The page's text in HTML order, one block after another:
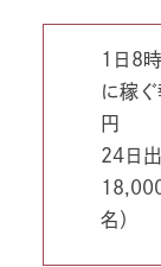
1日8
に稼
円
24日
名）